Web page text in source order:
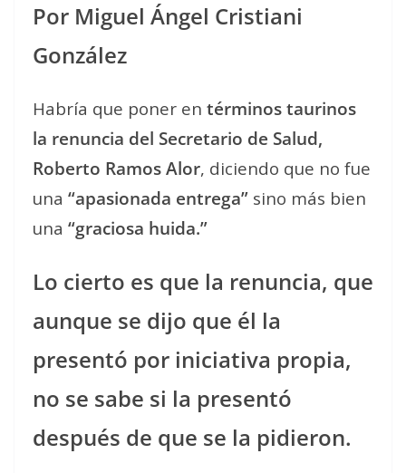
Por Miguel Ángel Cristiani
González
Habría que poner en términos taurinos
la renuncia del Secretario de Salud,
Roberto Ramos Alor, diciendo que no fue
una “apasionada entrega” sino más bien
una “graciosa huida.”
Lo cierto es que la renuncia, que
aunque se dijo que él la
presentó por iniciativa propia,
no se sabe si la presentó
después de que se la pidieron.